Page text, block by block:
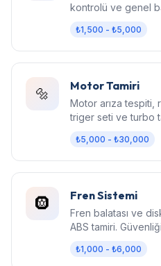
kontrolü ve genel
₺1,500 - ₺5,000
🔩 Motor Tamiri
Motor arıza tespiti,
triger seti ve turbo
₺5,000 - ₺30,000
🛞 Fren Sistemi
Fren balatası ve
ABS tamiri.
₺1,000 - ₺6,000